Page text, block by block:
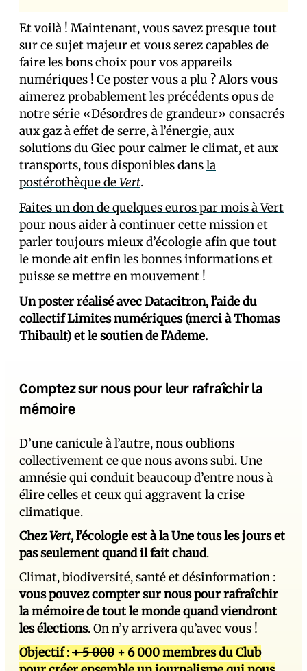
Et voilà ! Maintenant, vous savez presque tout
sur ce sujet majeur et vous serez capables de
faire les bons choix pour vos appareils
numériques ! Ce poster vous a plu ? Alors vous
aimerez probablement les précédents opus de
notre série «Désordres de grandeur» consacrés
aux gaz à effet de serre, à l’énergie, aux
solutions du Giec pour calmer le climat, et aux
transports, tous disponibles dansla
postérothèque deVert.
Faites un don de quelques euros par mois à Vert
pour nous aider à continuer cette mission et
parler toujours mieux d’écologie afin que tout
le monde ait enfin les bonnes informations et
puisse se mettre en mouvement !
Un poster réalisé avec Datacitron, l’aide du
collectif Limites numériques (merci à Thomas
Thibault) et le soutien de l’Ademe.
Comptez sur nous pour leur rafraîchir la
mémoire
D’une canicule à l’autre, nous oublions
collectivement ce que nous avons subi. Une
amnésie qui conduit beaucoup d’entre nous à
élire celles et ceux qui aggravent la crise
climatique.
ChezVert, l’écologie est à la Une tous les jours et
pas seulement quand il fait chaud.
Climat, biodiversité, santé et désinformation :
vous pouvez compter sur nous pour rafraîchir
la mémoire de tout le monde quand viendront
les élections. On n’y arrivera qu’avec vous !
Objectif :+ 5 000 + 6 000 membres du Club